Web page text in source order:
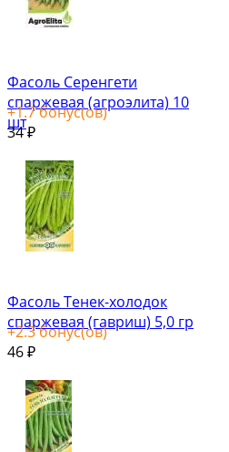
Фасоль Серенгети
спаржевая (агроэлита) 10
шт
+1.7бонус(ов)
34₽
Фасоль Тенек-холодок
спаржевая (гавриш) 5,0 гр
+2.3бонус(ов)
46 ₽